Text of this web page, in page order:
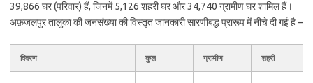
39,866 घर (परिवार) हैं, जिनमें 5,126 शहरी घर और 34,740 ग्रामीण घर शामिल हैं।
अफ़जलपुर तालुका की जनसंख्या की विस्तृत जानकारी सारणीबद्ध प्रारूप में नीचे दी गई है –
विवरण कुल ग्रामीण शहरी